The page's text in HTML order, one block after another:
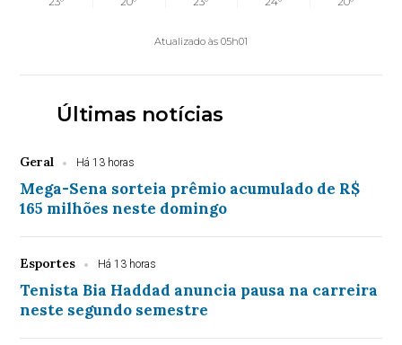
Atualizado às 05h01
Últimas notícias
Geral Há 13 horas
Mega-Sena sorteia prêmio acumulado de R$
165 milhões neste domingo
Esportes Há 13 horas
Tenista Bia Haddad anuncia pausa na carreira
neste segundo semestre